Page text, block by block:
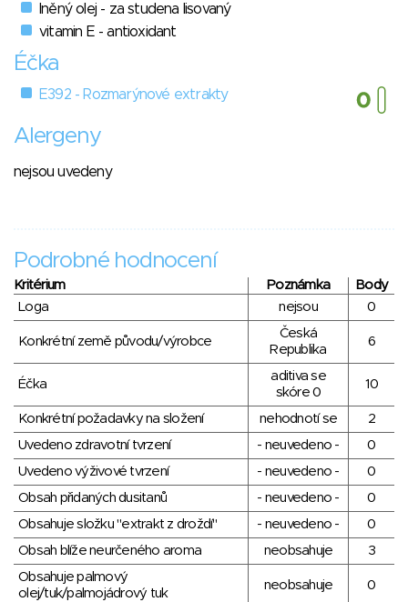
lněný olej - za studena lisovaný
vitamin E - antioxidant
Éčka
E392 - Rozmarýnové extrakty
Alergeny
nejsou uvedeny
Podrobné hodnocení
Kritérium Poznámka
Body
Loga
nejsou 0
Konkrétní země původu/výrobce
Česká
Republika
6
Éčka
aditiva se
skóre 0
10
Konkrétní požadavky na složení nehodnotí se
2
Uvedeno zdravotní tvrzení
- neuvedeno -
0
Uvedeno výživové tvrzení
- neuvedeno -
0
Obsah přidaných dusitanů
- neuvedeno -
0
Obsahuje složku "extrakt z droždí"
- neuvedeno -
0
Obsah blíže neurčeného aroma
neobsahuje
3
Obsahuje palmový
olej/tuk/palmojádrový tuk
neobsahuje 0